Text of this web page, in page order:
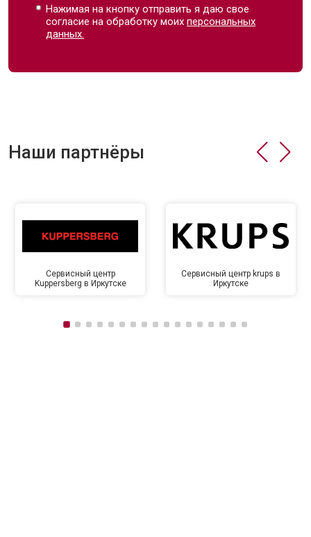
Нажимая на кнопку отправить я даю свое
согласие на обработку моихперсональных
данных.
Наши партнёры
Сервисный центр
Kuppersberg в Иркутске
Сервисный центр krups в
Иркутске